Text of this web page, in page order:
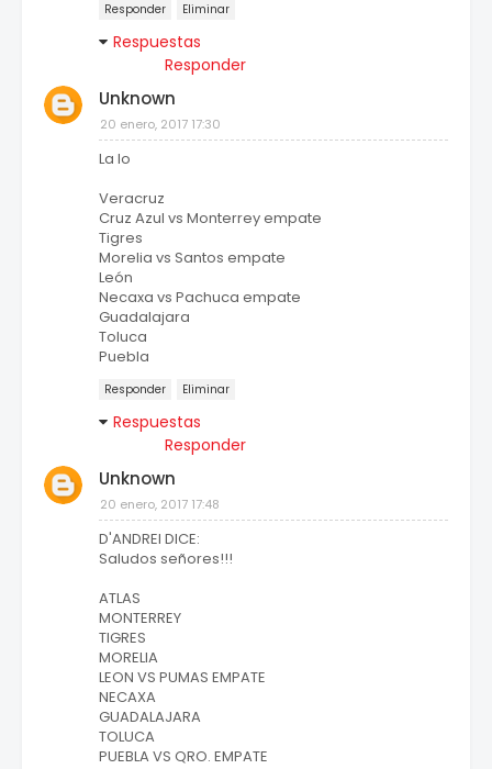
Responder Eliminar
Respuestas
Responder
Unknown
20 enero, 2017 17:30
La lo
Veracruz
Cruz Azul vs Monterrey empate
Tigres
Morelia vs Santos empate
León
Necaxa vs Pachuca empate
Guadalajara
Toluca
Puebla
Responder Eliminar
Respuestas
Responder
Unknown
20 enero, 2017 17:48
D'ANDREI DICE:
Saludos señores!!!
ATLAS
MONTERREY
TIGRES
MORELIA
LEON VS PUMAS EMPATE
NECAXA
GUADALAJARA
TOLUCA
PUEBLA VS QRO. EMPATE